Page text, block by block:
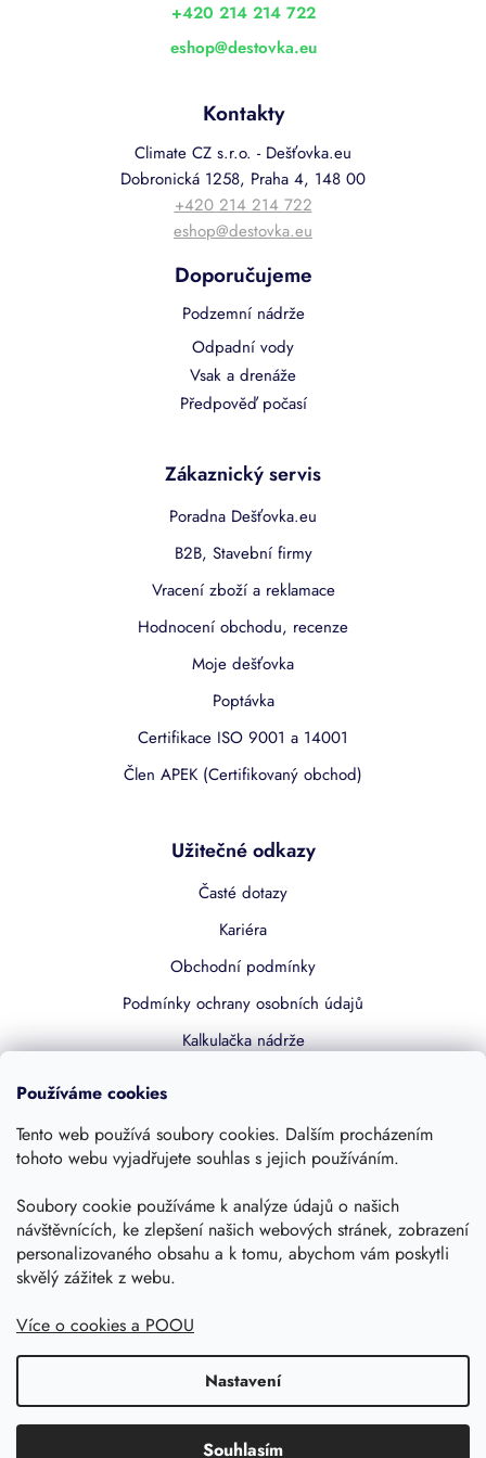
Používáme cookies
Tento web používá soubory cookies. Dalším procházením
tohoto webu vyjadřujete souhlas s jejich používáním.
Soubory cookie používáme k analýze údajů o našich
návštěvnících, ke zlepšení našich webových stránek, zobrazení
personalizovaného obsahu a k tomu, abychom vám poskytli
skvělý zážitek z webu.
Více o cookies a POOU
Nastavení
Souhlasím
eshop@destovka.eu
+420 214 214 722
Kontakty
Climate CZ s.r.o. - Dešťovka.eu
Dobronická 1258, Praha 4, 148 00
+420 214 214 722
eshop@destovka.eu
Doporučujeme
Podzemní nádrže
Odpadní vody
Vsak a drenáže
Předpověď počasí
Zákaznický servis
Poradna Dešťovka.eu
B2B, Stavební firmy
Vracení zboží a reklamace
Hodnocení obchodu, recenze
Moje dešťovka
Poptávka
Certifikace ISO 9001 a 14001
Člen APEK (Certifikovaný obchod)
Užitečné odkazy
Časté dotazy
Kariéra
Obchodní podmínky
Podmínky ochrany osobních údajů
Kalkulačka nádrže
Kontakty
Sledujte nás
Copyright 2026, Dešťovka.eu Shoptet